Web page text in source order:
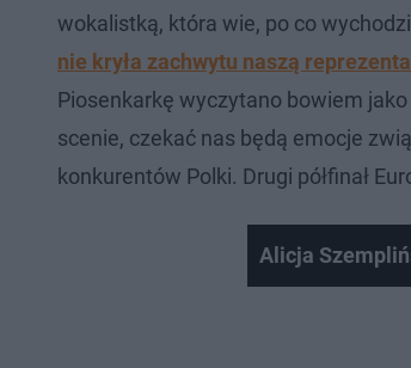
wokalistką, która wie, po co
nie kryła zachwytu naszą
Piosenkarkę wyczytano bowiem
scenie, czekać nas będą emocje
konkurentów Polki. Drugi półfinał
Alicja